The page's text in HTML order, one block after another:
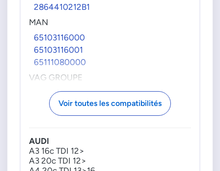
2864410212B1
MAN
65103116000
65103116001
65111080000
VAG GROUPE
04L130089F
04L130093
04L130764B
Voir toutes les compatibilités
AUDI
A3 16c TDI 12>
A3 20c TDI 12>